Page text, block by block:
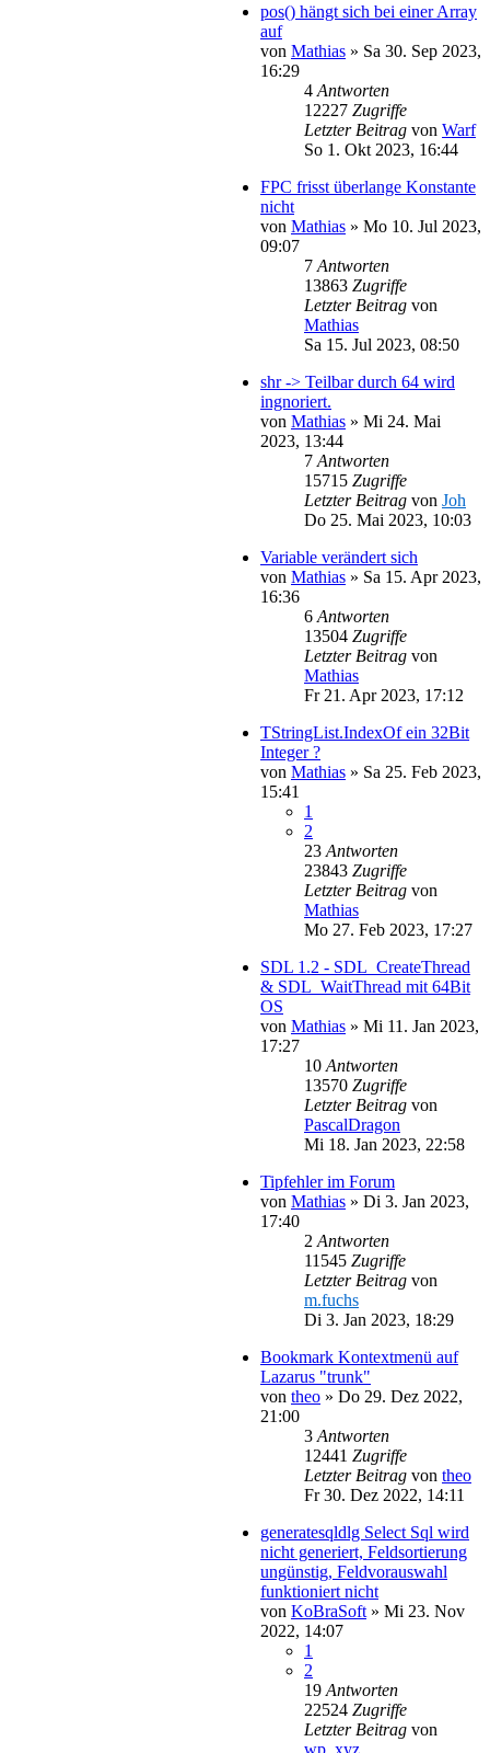
pos() hängt sich bei einer Array
auf
von Mathias » Sa 30. Sep 2023,
16:29
4 Antworten
12227 Zugriffe
Letzter Beitrag von Warf
So 1. Okt 2023, 16:44
FPC frisst überlange Konstante
nicht
von Mathias » Mo 10. Jul 2023,
09:07
7 Antworten
13863 Zugriffe
Letzter Beitrag von
Mathias
Sa 15. Jul 2023, 08:50
shr -> Teilbar durch 64 wird
ingnoriert.
von Mathias » Mi 24. Mai
2023, 13:44
7 Antworten
15715 Zugriffe
Letzter Beitrag von Joh
Do 25. Mai 2023, 10:03
Variable verändert sich
von Mathias » Sa 15. Apr 2023,
16:36
6 Antworten
13504 Zugriffe
Letzter Beitrag von
Mathias
Fr 21. Apr 2023, 17:12
TStringList.IndexOf ein 32Bit
Integer ?
von Mathias » Sa 25. Feb 2023,
15:41
1
2
23 Antworten
23843 Zugriffe
Letzter Beitrag von
Mathias
Mo 27. Feb 2023, 17:27
SDL 1.2 - SDL_CreateThread
& SDL_WaitThread mit 64Bit
OS
von Mathias » Mi 11. Jan 2023,
17:27
10 Antworten
13570 Zugriffe
Letzter Beitrag von
PascalDragon
Mi 18. Jan 2023, 22:58
Tipfehler im Forum
von Mathias » Di 3. Jan 2023,
17:40
2 Antworten
11545 Zugriffe
Letzter Beitrag von
m.fuchs
Di 3. Jan 2023, 18:29
Bookmark Kontextmenü auf
Lazarus "trunk"
von theo » Do 29. Dez 2022,
21:00
3 Antworten
12441 Zugriffe
Letzter Beitrag von theo
Fr 30. Dez 2022, 14:11
generatesqldlg Select Sql wird
nicht generiert, Feldsortierung
ungünstig, Feldvorauswahl
funktioniert nicht
von KoBraSoft » Mi 23. Nov
2022, 14:07
1
2
19 Antworten
22524 Zugriffe
Letzter Beitrag von
wp_xyz